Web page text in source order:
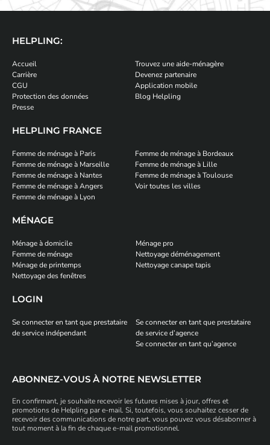
HELPLING:
Accueil
Carrière
CGU
Protection des données
Presse
Trouvez une aide-ménagère
Devenez partenaire
Application mobile
Blog Helpling
HELPLING FRANCE
Femme de ménage à Paris
Femme de ménage à Marseille
Femme de ménage à Nantes
Femme de ménage à Angers
Femme de ménage à Lyon
Femme de ménage à Bordeaux
Femme de ménage à Lille
Femme de ménage à Toulouse
Voir toutes les villes
MÉNAGE
Ménage à domicile
Femme de ménage
Ménage de printemps
Nettoyage des fenêtres
Ménage pro
Nettoyage déménagement
Nettoyage canape tapis
LOGIN
Se connecter en tant que prestataire
de service indépendant
Se connecter en tant que prestataire
de service d’agence
Se connecter en tant qu’agence
ABONNEZ-VOUS À NOTRE NEWSLETTER
En confirmant, je souhaite recevoir les futures mises à jour, offres et
promotions de Helpling par e-mail. Si, toutefois, vous souhaitez cesser de
recevoir des communications de notre part, vous pouvez vous désabonner à
tout moment à la fin de chaque e-mail promotionnel.